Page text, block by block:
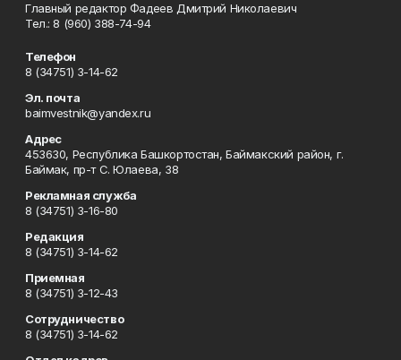
Главный редактор Фадеев Дмитрий Николаевич
Тел.: 8 (960) 388-74-94
Телефон
8 (34751) 3-14-62
Эл. почта
baimvestnik@yandex.ru
Адрес
453630, Республика Башкортостан, Баймакский район, г.
Баймак, пр-т С. Юлаева, 38
Рекламная служба
8 (34751) 3-16-80
Редакция
8 (34751) 3-14-62
Приемная
8 (34751) 3-12-43
Сотрудничество
8 (34751) 3-14-62